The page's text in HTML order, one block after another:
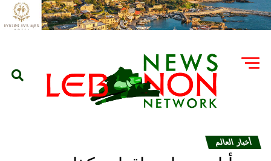
أخبار العالم